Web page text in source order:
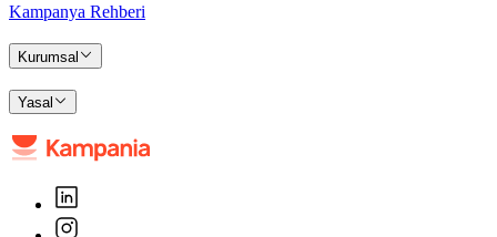
Kampanya Rehberi
Kurumsal
Yasal